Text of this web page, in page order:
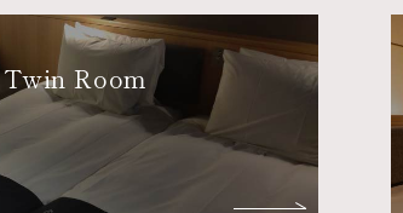
Twin Room